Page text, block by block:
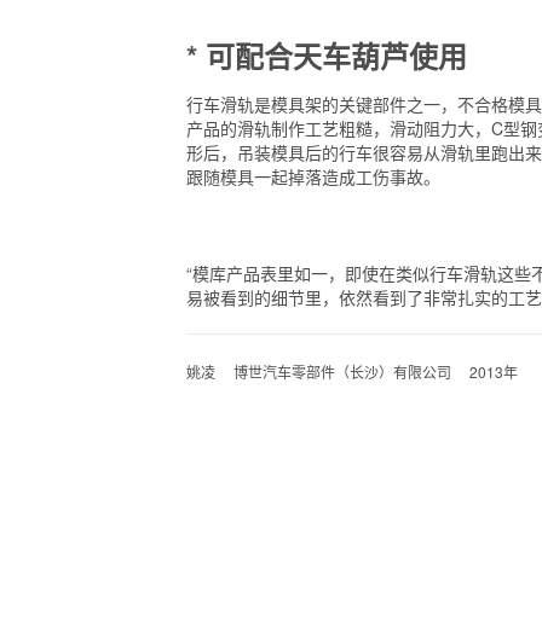
* 可配合天车葫芦使用
行车滑轨是模具架的关键部件之一，不合格模
产品的滑轨制作工艺粗糙，滑动阻力大，C型钢
形后，吊装模具后的行车很容易从滑轨里跑出
跟随模具一起掉落造成工伤事故。
“模库产品表里如一，即使在类似行车滑轨这些
易被看到的细节里，依然看到了非常扎实的工
姚凌 博世汽车零部件（长沙）有限公司 2013年